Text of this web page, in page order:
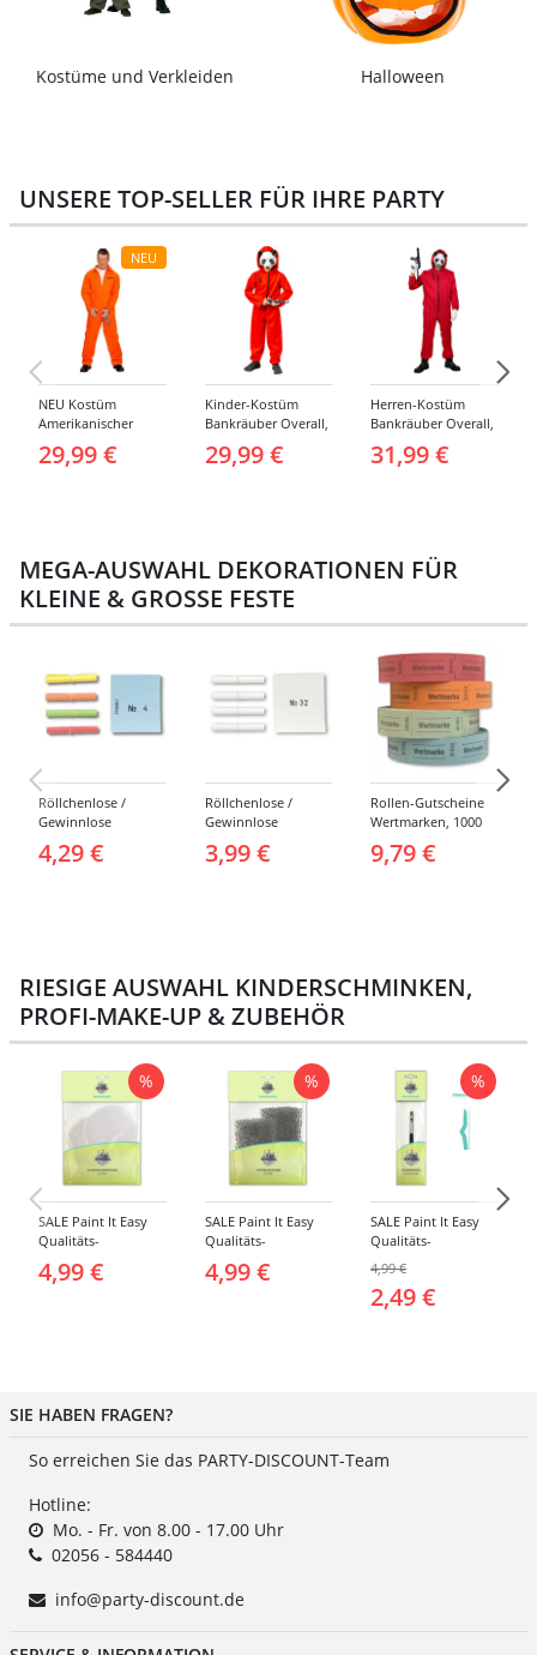
Kostüme und Verkleiden Halloween
UNSERE TOP-SELLER FÜR IHRE PARTY
NEU
NEU Kostüm
Amerikanischer
Overall, Orange -
29,99 €
Kinder-Kostüm
Bankräuber Overall,
29,99 €
Herren-Kostüm
Bankräuber Overall,
31,99 €
MEGA-AUSWAHL DEKORATIONEN FÜR
KLEINE & GROSSE FESTE
Röllchenlose /
Gewinnlose
Tombola, Treffer,
bunt - Nummern 1-
4,29 €
Röllchenlose /
Gewinnlose
Tombola, Treffer,
weiß - Verschiedene
3,99 €
Rollen-Gutscheine
Wertmarken, 1000
Abrisse -
Verschiedene
9,79 €
RIESIGE AUSWAHL KINDERSCHMINKEN,
PROFI-MAKE-UP & ZUBEHÖR
%
SALE Paint It Easy
Qualitäts-
Rund, 2 Stück, für
4,99 €
%
SALE Paint It Easy
Qualitäts-
Stoppelschwamm, 2
4,99 €
%
SALE Paint It Easy
Qualitäts-
klein, für Gesicht
und Körper
4,99 €
2,49 €
SIE HABEN FRAGEN?
So erreichen Sie das PARTY-DISCOUNT-Team
Hotline:
Mo. - Fr. von 8.00 - 17.00 Uhr
02056 - 584440
info@party-discount.de